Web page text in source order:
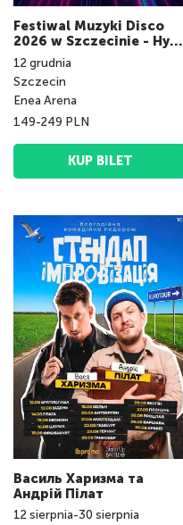
Festiwal Muzyki Disco
2026 w Szczecinie - Hype
Disco Festiwal
12grudnia
Szczecin
Enea Arena
149-249 PLN
KUP BILET
Василь Харизма та
Андрій Пілат
12sierpnia-30 sierpnia